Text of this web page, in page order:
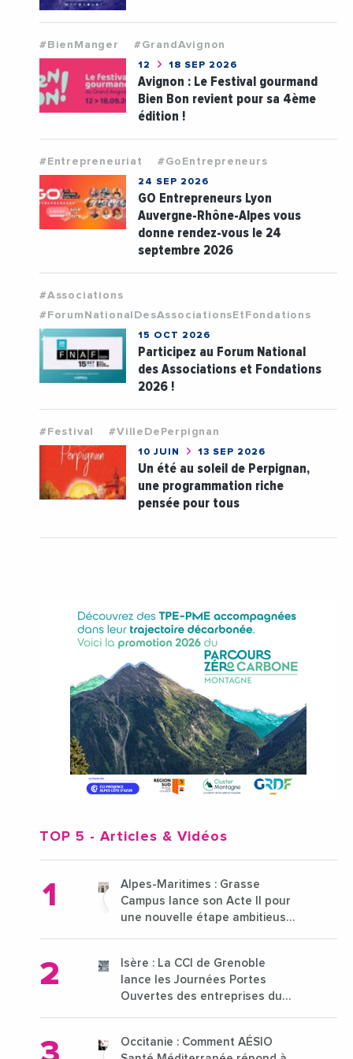
#BienManger #GrandAvignon
12 18 SEP 2026
Avignon : Le Festival gourmand
Bien Bon revient pour sa 4ème
édition !
#Entrepreneuriat #GoEntrepreneurs
24 SEP 2026
GO Entrepreneurs Lyon
Auvergne-Rhône-Alpes vous
donne rendez-vous le 24
septembre 2026
#Associations
#ForumNationalDesAssociationsEtFondations
15 OCT 2026
Participez au Forum National
des Associations et Fondations
2026 !
#Festival #VilleDePerpignan
10 JUIN 13 SEP 2026
Un été au soleil de Perpignan,
une programmation riche
pensée pour tous
TOP 5 - Articles & Vidéos
Alpes-Maritimes : Grasse
Campus lance son Acte II pour
une nouvelle étape ambitieuse
Isère : La CCI de Grenoble
lance les Journées Portes
Ouvertes des entreprises du
Occitanie : Comment AÉSIO